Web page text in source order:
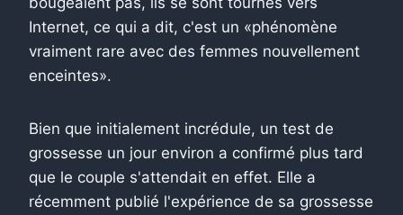
Internet, ce qui a dit, c'est un «phénomène
vraiment rare avec des femmes nouvellement
enceintes».
Bien que initialement incrédule, un test de
grossesse un jour environ a confirmé plus tard
que le couple s'attendait en effet. Elle a
récemment publié l'expérience de sa grossesse